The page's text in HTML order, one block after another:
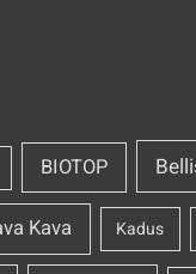
BIOTOP
Kadus
Kava